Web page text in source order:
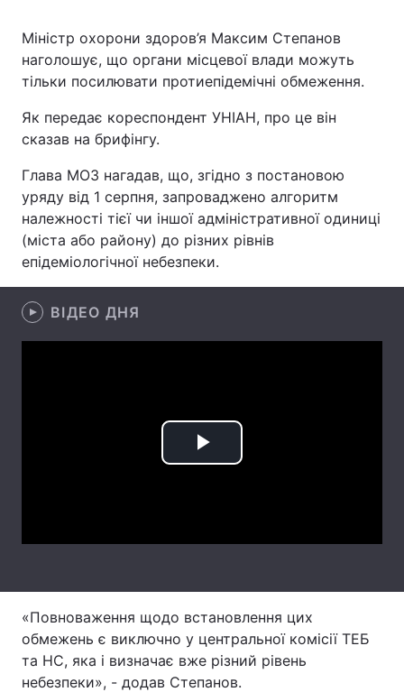
Україна Політика
Спорт
Техно і зв'язок Лайт
Зброя Інциденти
Здоров'я
Цікавинки
Екологія Регіони
Послуги
Міністр охорони здоров’я Максим Степанов
наголошує, що органи місцевої влади можуть
тільки посилювати протиепідемічні обмеження.
Як передає кореспондент УНІАН, про це він
сказав на брифінгу.
Глава МОЗ нагадав, що, згідно з постановою
уряду від 1 серпня, запроваджено алгоритм
належності тієї чи іншої адміністративної одиниці
(міста або району) до різних рівнів
епідеміологічної небезпеки.
ВІДЕО ДНЯ
Play
«Повноваження щодо встановлення цих
обмежень є виключно у центральної комісії ТЕБ
та НС, яка і визначає вже різний рівень
небезпеки», - додав Степанов.